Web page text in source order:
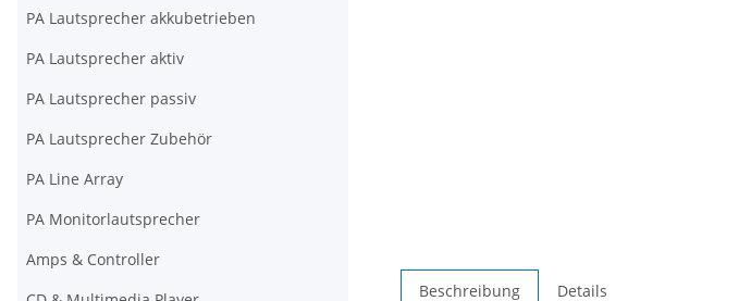
Beschreibung Details
PA Lautsprecher akkubetrieben
PA Lautsprecher aktiv
PA Lautsprecher passiv
PA Lautsprecher Zubehör
PA Line Array
PA Monitorlautsprecher
Amps & Controller